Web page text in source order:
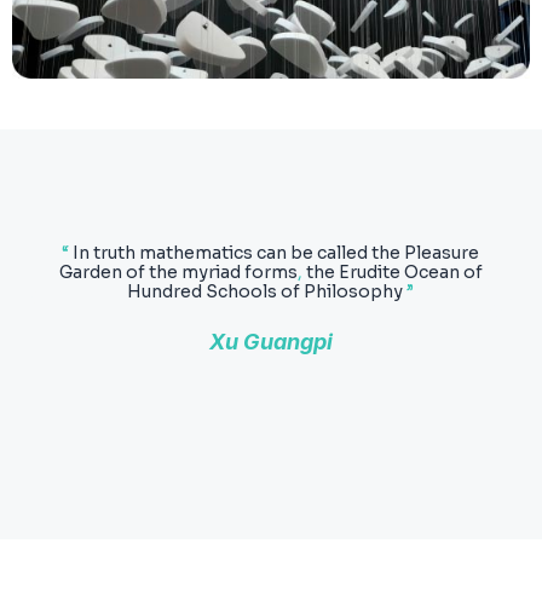
“ ..ten thousand years from now there can be little
doubt that the most significant event of the 19th
century will be judged as Maxwell’s discovery of the
laws of electrodynamics”
R. Feynman